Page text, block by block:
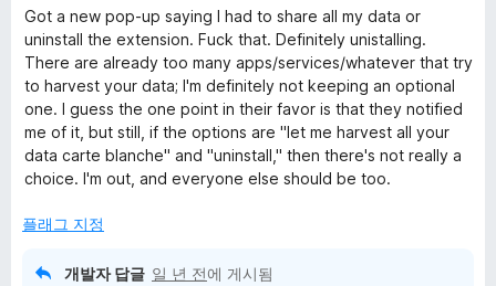
점
만
점
에
1
점
Got a new pop-up saying I had to share all my data or
uninstall the extension. Fuck that. Definitely unistalling.
There are already too many apps/services/whatever that try
to harvest your data; I'm definitely not keeping an optional
one. I guess the one point in their favor is that they notified
me of it, but still, if the options are "let me harvest all your
data carte blanche" and "uninstall," then there's not really a
choice. I'm out, and everyone else should be too.
플래그 지정
개발자 답글 일 년 전에 게시됨